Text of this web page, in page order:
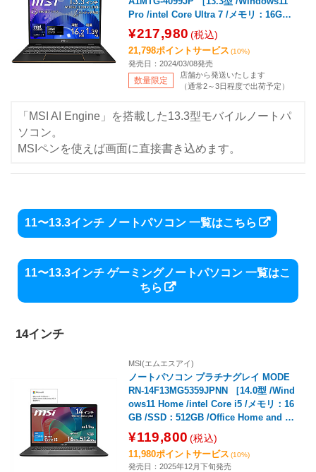
Pro /intel Core Ultra 7 /メモリ：16GB /
SSD：512GB /日本語版キーボード /202
4年3月モデル］
¥217,980 (税込)
21,798ポイントサービス (10%)
発売日：2024/03/08発売
数量限定
店舗から発送いたします
（通常2～3日程度で出荷予定）
「MSI AI Engine」を搭載した13.3型モバイルノートパ
ソコン。
MSIペンを使えば画面に直接書き込めます。
11〜13.3インチ ノートパソコン 一覧はこちら
11〜13.3インチ ゲーミングノートパソコン 一覧はこ
ちら
14インチ
MSI(エムエスアイ)
ノートパソコン プラチナグレイ MODE
RN-14F13MG5359JPNN ［14.0型 /Wind
ows11 Home /intel Core i5 /メモリ：16
GB /SSD：512GB /Office Home and B
usiness /日本語版キーボード /2025年12
月モデル］
¥119,800 (税込)
11,980ポイントサービス (10%)
発売日：2025年12月下旬発売